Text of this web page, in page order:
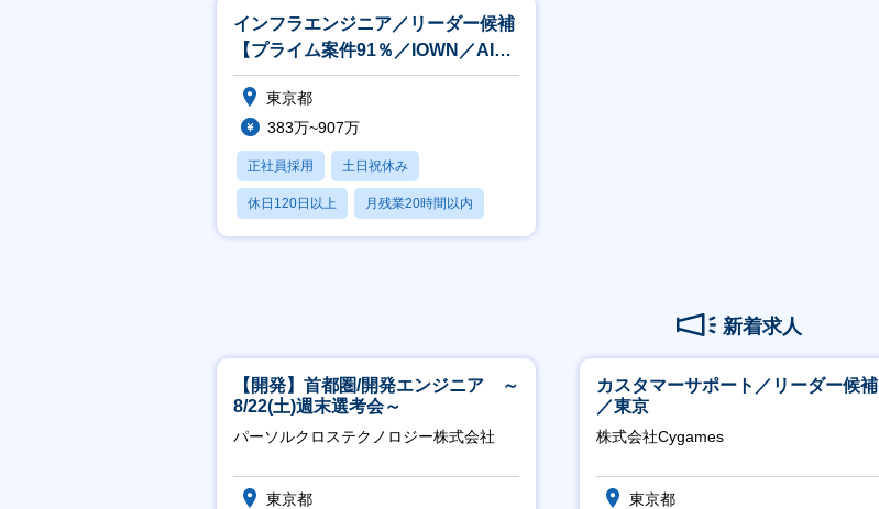
インフラエンジニア／リーダー候補
【プライム案件91％／IOWN／AI／
フルリモート案件あり】
東京都
383万~907万
正社員採用 土日祝休み
休日120日以上 月残業20時間以内
賞与あり
新着求人
【開発】首都圏/開発エンジニア ～
8/22(土)週末選考会～
パーソルクロステクノロジー株式会社
東京都
カスタマーサポート／リーダー候補
／東京
株式会社Cygames
東京都